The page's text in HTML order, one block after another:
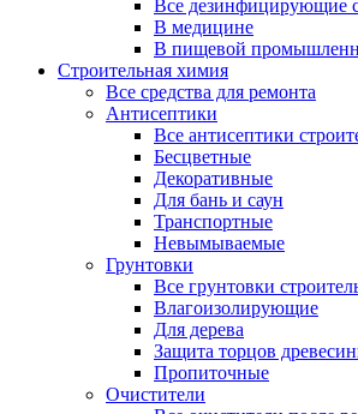
Все дезинфицирующие
В медицине
В пищевой
Строительная химия
Все средства для ремонта
Антисептики
Все антисептики
Бесцветные
Декоративные
Для бань и саун
Транспортные
Невымываемые
Грунтовки
Все грунтовки
Влагоизолирующие
Для дерева
Защита торцов
Пропиточные
Очистители